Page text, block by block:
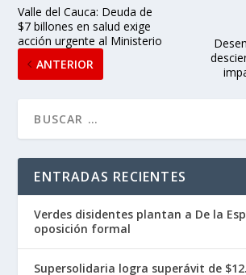
Valle del Cauca: Deuda de
$7 billones en salud exige
acción urgente al Ministerio
ANTERIOR
ENTRADAS RECIENTES
Verdes disidentes plantan a De la
oposición formal
Supersolidaria logra superávit de